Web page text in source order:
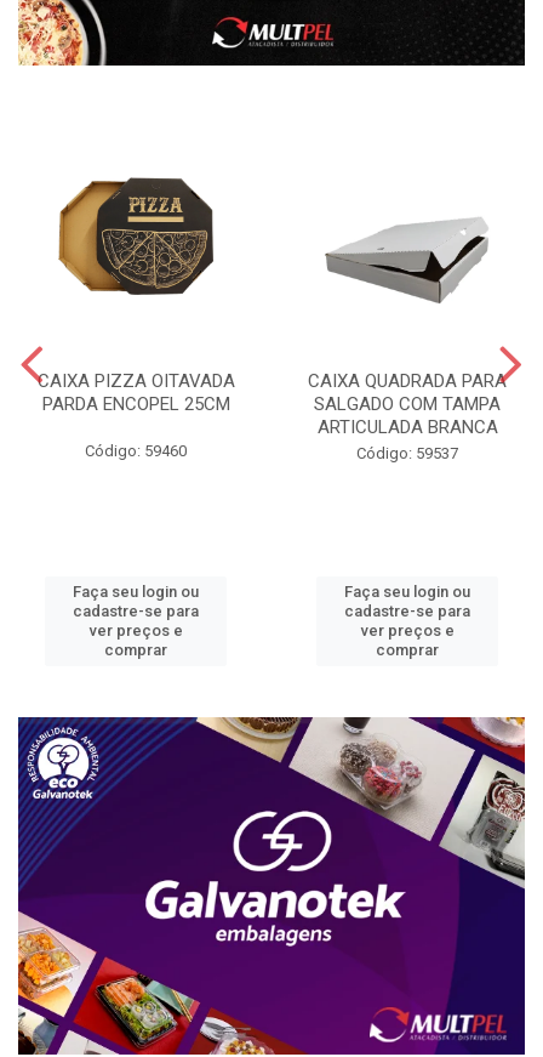
CAIXA PIZZA OITAVADA
PARDA ENCOPEL 25CM
Código: 59460
Faça seu login ou
cadastre-se para
ver preços e
comprar
CAIXA QUADRADA PARA
SALGADO COM TAMPA
ARTICULADA BRANCA
Código: 59537
Faça seu login ou
cadastre-se para
ver preços e
comprar